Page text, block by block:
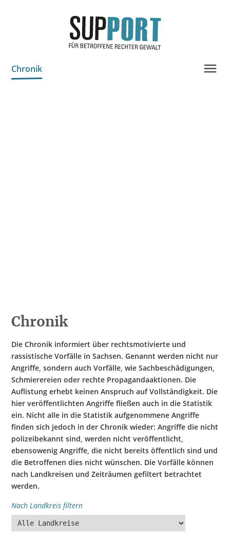
Chronik
Русский
Español
Chronik
Die Chronik informiert über rechtsmotivierte und
rassistische Vorfälle in Sachsen. Genannt werden nicht nur
Angriffe, sondern auch Vorfälle, wie Sachbeschädigungen,
Schmierereien oder rechte Propagandaaktionen. Die
Auflistung erhebt keinen Anspruch auf Vollständigkeit. Die
hier veröffentlichten Angriffe fließen auch in die Statistik
ein. Nicht alle in die Statistik aufgenommene Angriffe
finden sich jedoch in der Chronik wieder: Angriffe die nicht
polizeibekannt sind, werden nicht veröffentlicht,
ebensowenig Angriffe, die nicht bereits öffentlich sind und
die Betroffenen dies nicht wünschen. Die Vorfälle können
nach Landkreisen und Zeiträumen gefiltert betrachtet
werden.
Nach Landkreis filtern